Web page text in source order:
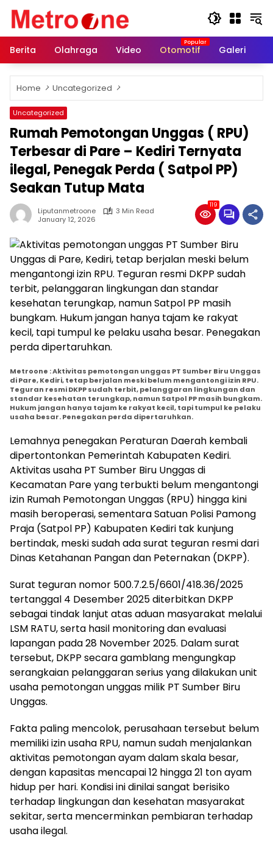
content
Berita
Olahraga Video Otomotif Galeri
Home Uncategorized
Uncategorized
Rumah Pemotongan Unggas ( RPU)
Terbesar di Pare – Kediri Ternyata
ilegal, Penegak Perda ( Satpol PP)
Seakan Tutup Mata
Liputanmetroone
3 Min Read
January 12, 2026
119
Metroone : Aktivitas pemotongan unggas PT Sumber Biru Unggas
di Pare, Kediri, tetap berjalan meski belum mengantongi izin RPU.
Teguran resmi DKPP sudah terbit, pelanggaran lingkungan dan
standar kesehatan terungkap, namun Satpol PP masih bungkam.
Hukum jangan hanya tajam ke rakyat kecil, tapi tumpul ke pelaku
usaha besar. Penegakan perda dipertaruhkan.
Lemahnya penegakan Peraturan Daerah kembali
dipertontonkan Pemerintah Kabupaten Kediri.
Aktivitas usaha PT Sumber Biru Unggas di
Kecamatan Pare yang terbukti belum mengantongi
izin Rumah Pemotongan Unggas (RPU) hingga kini
masih beroperasi, sementara Satuan Polisi Pamong
Praja (Satpol PP) Kabupaten Kediri tak kunjung
bertindak, meski sudah ada surat teguran resmi dari
Dinas Ketahanan Pangan dan Peternakan (DKPP).
Surat teguran nomor 500.7.2.5/6601/418.36/2025
tertanggal 4 Desember 2025 diterbitkan DKPP
sebagai tindak lanjut atas aduan masyarakat melalui
LSM RATU, serta hasil monitoring dan evaluasi
lapangan pada 28 November 2025. Dalam surat
tersebut, DKPP secara gamblang mengungkap
serangkaian pelanggaran serius yang dilakukan unit
usaha pemotongan unggas milik PT Sumber Biru
Unggas.
Fakta paling mencolok, perusahaan tersebut belum
memiliki izin usaha RPU, namun sudah menjalankan
aktivitas pemotongan ayam dalam skala besar,
dengan kapasitas mencapai 12 hingga 21 ton ayam
hidup per hari. Kondisi ini dinilai sangat berisiko
terhadap lingkungan dan kesehatan masyarakat
sekitar, serta mencerminkan pembiaran terhadap
usaha ilegal.